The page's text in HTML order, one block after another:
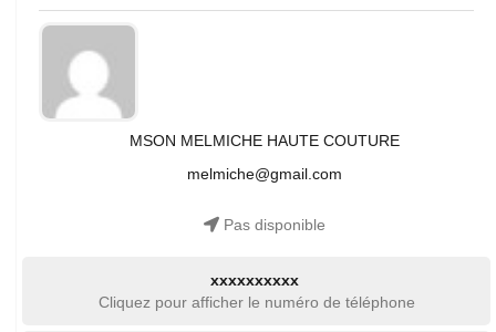
MSON MELMICHE HAUTE COUTURE
melmiche@gmail.com
Pas disponible
xxxxxxxxxx
Cliquez pour afficher le numéro de téléphone